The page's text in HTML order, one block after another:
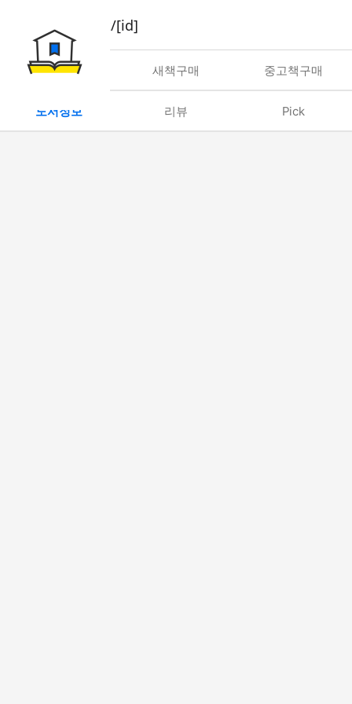
book/rent/[id]
대여 새책구매 중고책구매
도서정보 리뷰 Pick